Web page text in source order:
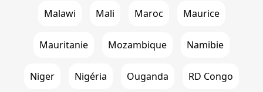
Malawi Mali Maroc Maurice
Mauritanie Mozambique Namibie
Niger Nigéria Ouganda RD Congo